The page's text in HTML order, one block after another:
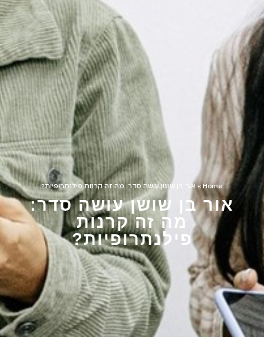
Home
»אור בן שושן עושה סדר: מה זה קרנות פילנתרופיות?
אור בן שושן עושה סדר:
מה זה קרנות
פילנתרופיות?